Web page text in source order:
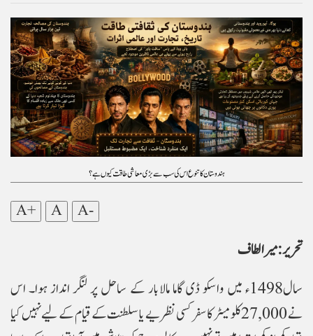
ہندوستان کا تنوع اس کی سب سے بڑی معاشی طاقت کیوں ہے؟
A+ A A-
تحریر: میر الطاف
سال1498ء میں واسکو ڈی گاما مالابار کے ساحل پر لنگر انداز ہوا۔ اس
نے 27,000 کلومیٹر کا سفر کسی نظریے یا سلطنت کے قیام کے لیے نہیں کیا